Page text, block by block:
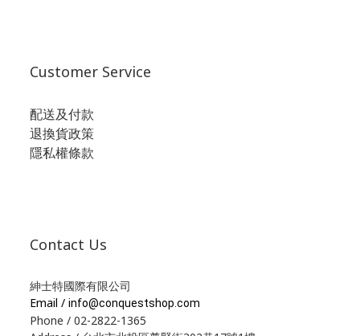
Customer Service
配送及付款
退換貨政策
隱私權條款
Contact Us
紳士特國際有限公司
Email / info@conquestshop.com
Phone / 02-2822-1365